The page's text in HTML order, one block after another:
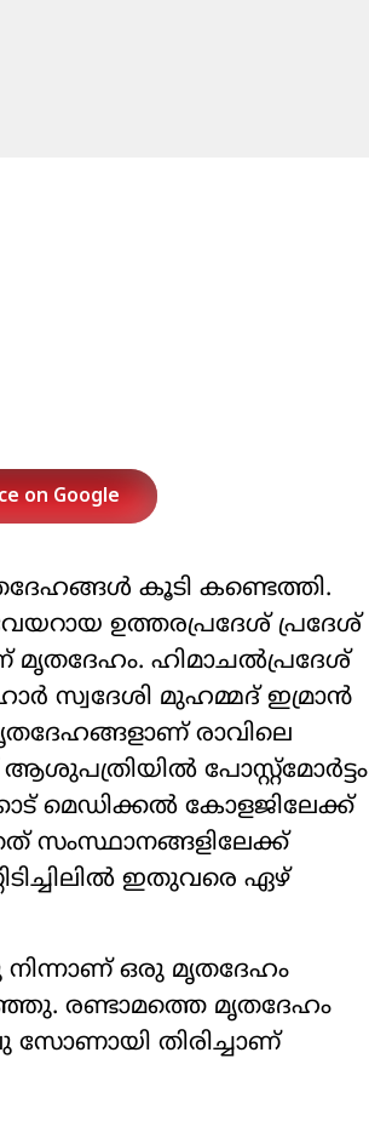
on Google
കൂടി കണ്ടെത്തി.
ഉത്തരപ്രദേശ് പ്രദേശ്
ഹിമാചൽപ്രദേശ്
സ്വദേശി മുഹമ്മദ് ഇമ്രാൻ
രാവിലെ
പോസ്റ്റ്മോർട്ടം
മെഡിക്കൽ കോളജിലേക്ക്
ഇതുവരെ ഏഴ്
നിന്നാണ് ഒരു മൃതദേഹം
രണ്ടാമത്തെ മൃതദേഹം
സോണായി തിരിച്ചാണ്